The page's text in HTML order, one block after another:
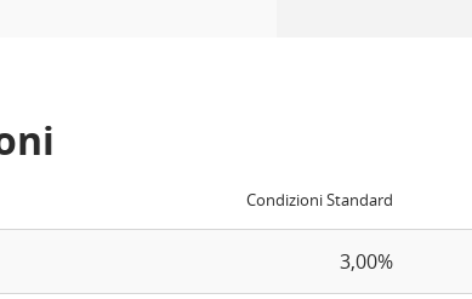
Condizioni Standard
3,00%